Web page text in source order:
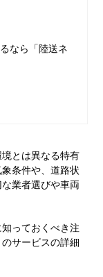
なら「陸送ネ
とは異なる特有
条件や、道路状
業者選びや車両
っておくべき注
サービスの詳細